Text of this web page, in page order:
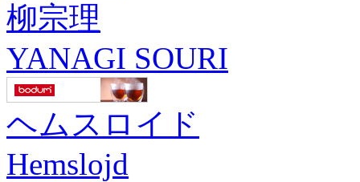
柳宗理
YANAGI SOURI
ヘムスロイド
Hemslojd